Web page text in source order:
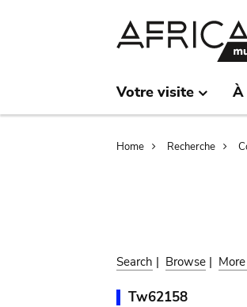
Votre visite À
Home Recherche
Search | Browse |
Tw62158